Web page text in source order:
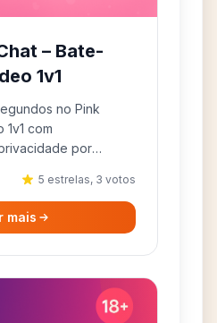
– Bate-
1v1
no Pink
com
por
5 estrelas, 3 votos
mais